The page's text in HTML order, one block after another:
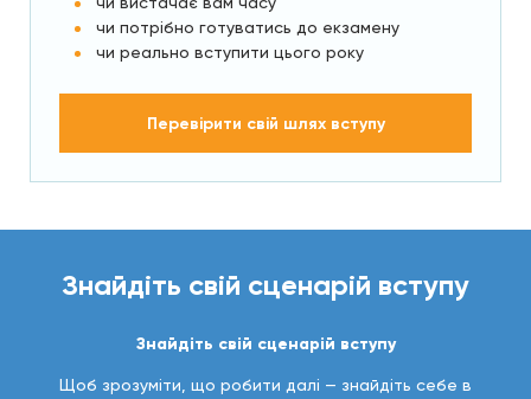
чи потрібно готуватись до екзамену
чи реально вступити цього року
Перевірити свій шлях вступу
Знайдіть свій сценарій вступу
Знайдіть свій сценарій вступу
Щоб зрозуміти, що робити далі — знайдіть себе в